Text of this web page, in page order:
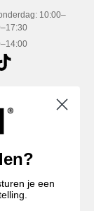
10:00–
je een